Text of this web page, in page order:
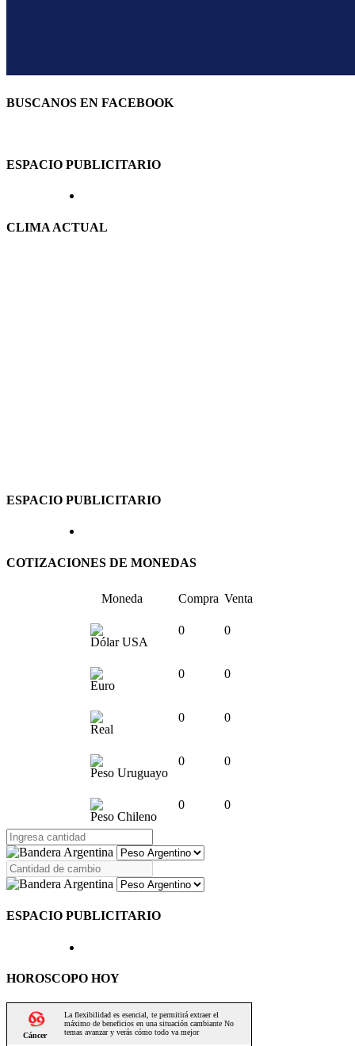
BUSCANOS EN FACEBOOK
ESPACIO PUBLICITARIO
CLIMA ACTUAL
ESPACIO PUBLICITARIO
COTIZACIONES DE MONEDAS
Moneda Compra Venta
Dólar USA
0 0
Euro
0 0
Real
0 0
Peso Uruguayo
0 0
Peso Chileno
0 0
ESPACIO PUBLICITARIO
HOROSCOPO HOY